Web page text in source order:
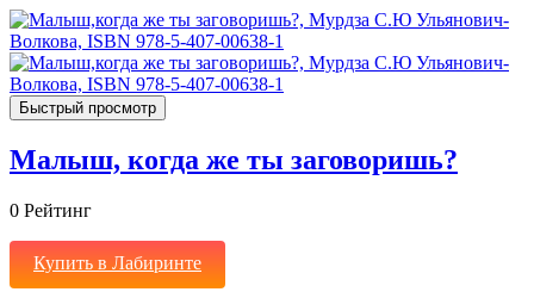
Быстрый просмотр
Малыш, когда же ты заговоришь?
0 Рейтинг
Купить в Лабиринте